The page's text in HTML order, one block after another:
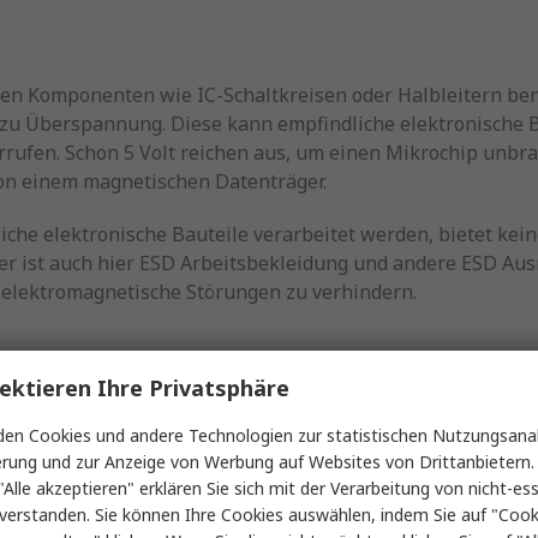
Komponenten wie IC-Schaltkreisen oder Halbleitern
Überspannung. Diese kann empfindliche elektronische
Schon 5 Volt reichen aus, um einen Mikrochip
einem magnetischen Datenträger.
elektronische Bauteile verarbeitet werden, bietet
ist auch hier ESD Arbeitsbekleidung und andere ESD
Störungen zu verhindern.
man elektrostatischer
recht einfach. Die folgenden Maßnahmen können
Ihre Privatsphäre
Cookies und andere Technologien zur statistischen
und zur Anzeige von Werbung auf Websites von
akzeptieren" erklären Sie sich mit der Verarbeitung von nicht-
Sie können Ihre Cookies auswählen, indem Sie auf